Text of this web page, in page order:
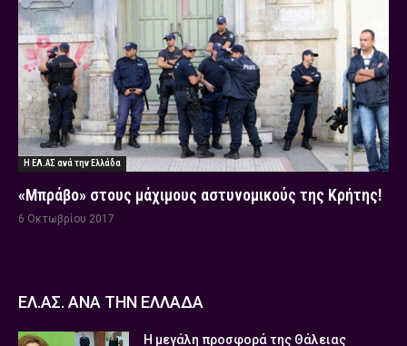
Η ΕΛ.ΑΣ ανά την Ελλάδα
«Μπράβο» στους μάχιμους αστυνομικούς της Κρήτης!
6 Οκτωβρίου 2017
ΕΛ.ΑΣ. ΑΝΑ ΤΗΝ ΕΛΛΑΔΑ
Η μεγάλη προσφορά της Θάλειας